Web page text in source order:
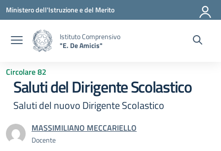
Vai ai contenuti
Vai al menu di navigazione
Vai al footer
Ministero dell'Istruzione e del Merito
Istituto Comprensivo
"E. De Amicis"
Circolare 82
Saluti del Dirigente Scolastico
Saluti del nuovo Dirigente Scolastico
MASSIMILIANO MECCARIELLO
Docente